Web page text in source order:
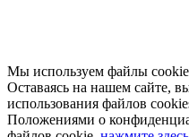
Мы используем файлы
Оставаясь на нашем сайте,
использования файлов
Положениями о